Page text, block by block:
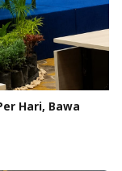
Hari, Bawa